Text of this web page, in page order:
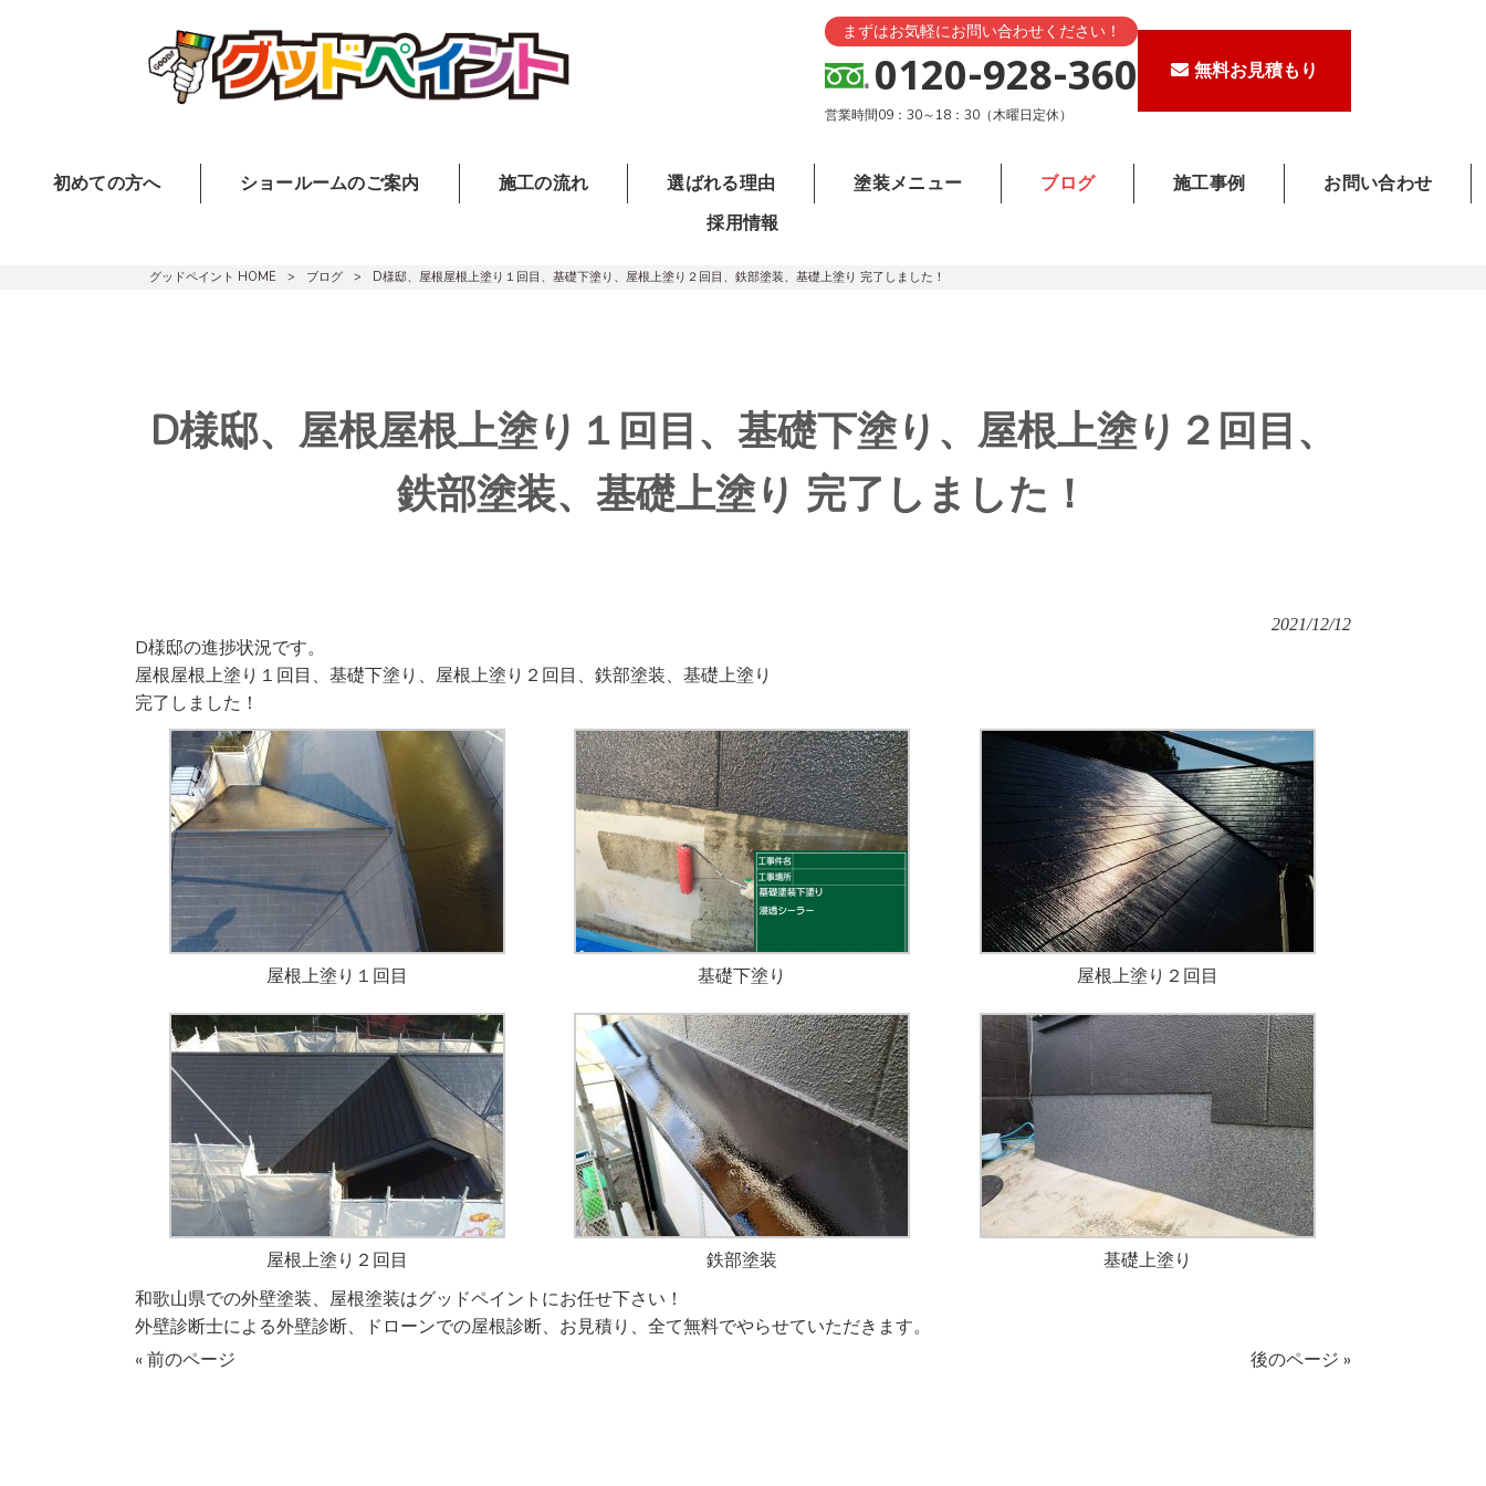
まずはお気軽にお問い合わせください！
0120-928-360
営業時間09：30～18：30（木曜日定休）
無料お見積もり
初めての方へ ショールームのご案内 施工の流れ 選ばれる理由 塗装メニュー ブログ 施工事例
お問い合わせ
採用情報
グッドペイント HOME > ブログ > D様邸、屋根屋根上塗り１回目、基礎下塗り、屋根上塗り２回目、鉄部塗装、基礎上塗り 完了しました！
D様邸、屋根屋根上塗り１回目、基礎下塗り、屋根上塗り２回目、
鉄部塗装、基礎上塗り 完了しました！
2021/12/12
D様邸の進捗状況です。
屋根屋根上塗り１回目、基礎下塗り、屋根上塗り２回目、鉄部塗装、基礎上塗り
完了しました！
屋根上塗り１回目 基礎下塗り 屋根上塗り２回目
屋根上塗り２回目 鉄部塗装
基礎上塗り
和歌山県での外壁塗装、屋根塗装はグッドペイントにお任せ下さい！
外壁診断士による外壁診断、ドローンでの屋根診断、お見積り、全て無料でやらせていただきます。
« 前のページ
後のページ »